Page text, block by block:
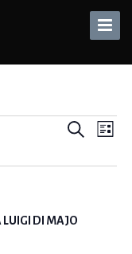
Toggle
Eventi
Cerca
Lista
LUIGI DI MAJO